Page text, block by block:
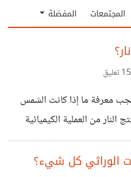
المجتمعات المفضلة
معرفة ما إذا كانت الشمس
النار من العملية الكيميائية
العملية تتكون من مزيج من
و منها ستنتج الحرارة و
الوراثي كل شيء؟